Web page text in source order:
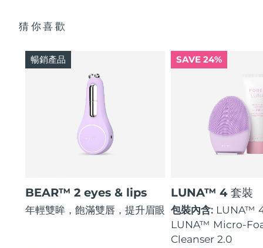
猜你喜歡
BEAR™ 2 eyes & lips
年輕雙眸，飽滿雙唇，提升眉眼
暢銷產品 SAVE 24%
LUNA™ 4 套裝
包裝內含: LUNA™
LUNA™ Micro-
Cleanser 2.0